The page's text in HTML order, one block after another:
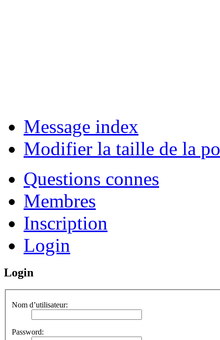
Message index
Modifier la taille de la
Questions connes
Membres
Inscription
Login
Login
Nom d’utilisateur:
Password: